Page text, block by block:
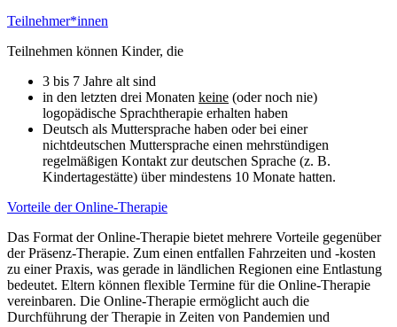
Teilnehmer*innen
Teilnehmen können Kinder, die
3 bis 7 Jahre alt sind
in den letzten drei Monaten keine (oder noch nie)
logopädische Sprachtherapie erhalten haben
Deutsch als Muttersprache haben oder bei einer
nichtdeutschen Muttersprache einen mehrstündigen
regelmäßigen Kontakt zur deutschen Sprache (z. B.
Kindertagestätte) über mindestens 10 Monate hatten.
Vorteile der Online-Therapie
Das Format der Online-Therapie bietet mehrere Vorteile gegenüber
der Präsenz-Therapie. Zum einen entfallen Fahrzeiten und -kosten
zu einer Praxis, was gerade in ländlichen Regionen eine Entlastung
bedeutet. Eltern können flexible Termine für die Online-Therapie
vereinbaren. Die Online-Therapie ermöglicht auch die
Durchführung der Therapie in Zeiten von Pandemien und